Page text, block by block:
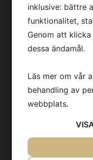
KONTAKT
Kontakt
inklusive: bättre
funktionalitet,
Genom att
dessa ändamål.
Läs mer om vår
behandling av
webbplats.